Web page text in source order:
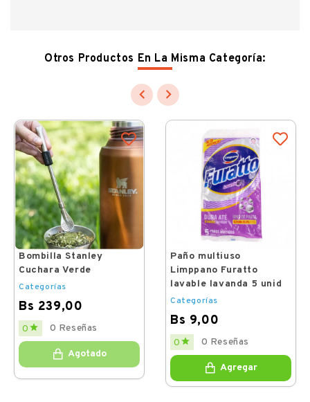
Otros Productos En La Misma Categoría:
 
Bombilla Stanley
Cuchara Verde
Categorías
Bs 239,00
Price
0  0 Reseñas
Agotado
Paño multiuso
Limppano Furatto
lavable lavanda 5 unid
Categorías
Bs 9,00
Price
0  0 Reseñas
Agregar